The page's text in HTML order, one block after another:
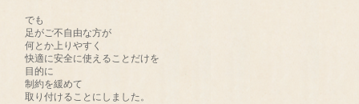
でも
足がご不自由な方が
何とか上りやすく
快適に安全に使えることだけを
目的に
制約を緩めて
取り付けることにしました。